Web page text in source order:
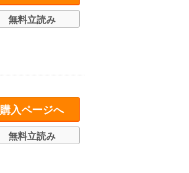
無料立読み
購入ページへ
無料立読み